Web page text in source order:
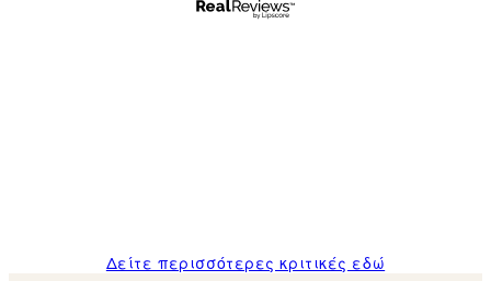
Δείτε περισσότερες κριτικές εδώ